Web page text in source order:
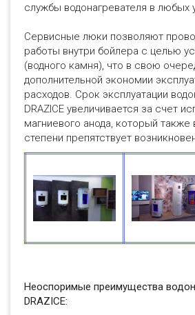
службы водонагревателя в любых
Сервисные люки позволяют
работы внутри бойлера с целью
(водного камня), что в свою
дополнительной экономии
расходов. Срок эксплуатации
DRAZICE увеличивается за счет
магниевого анода, который также
степени препятствует
Неоспоримые преимущества
DRAZICE: